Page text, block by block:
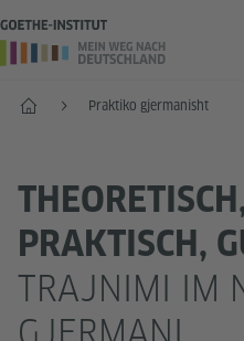
Faqja e parëPraktiko gjermanisht
PRAKTISCH,
TRAJNIMI IM